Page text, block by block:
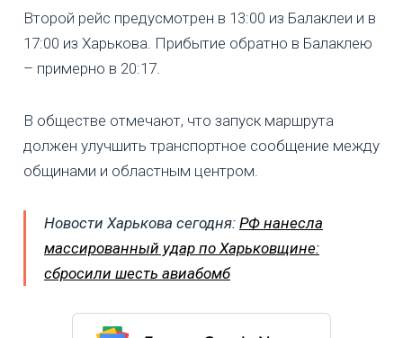
Второй рейс предусмотрен в 13:00 из Балаклеи и в
17:00 из Харькова. Прибытие обратно в Балаклею
– примерно в 20:17.
В обществе отмечают, что запуск маршрута
должен улучшить транспортное сообщение между
общинами и областным центром.
Новости Харькова сегодня: РФ нанесла
массированный удар по Харьковщине:
сбросили шесть авиабомб